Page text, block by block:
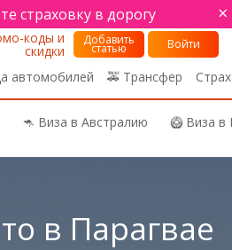
страховку в дорогу ×
автомобилей 🚕 Трансфер
коды и
скидки
Добавить
статью Войти
🦘 Виза в Австралию 🥝 Виза
в Парагвае